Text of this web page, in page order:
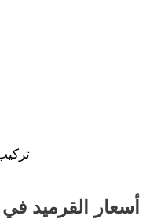
أسعار القرميد في